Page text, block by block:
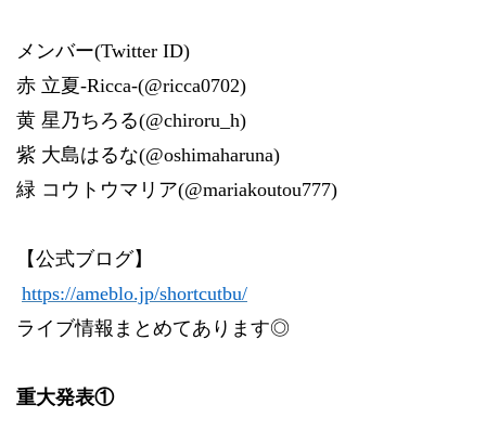
メンバー(Twitter ID)
赤 立夏-Ricca-(@ricca0702)
黄 星乃ちろる(@chiroru_h)
紫 大島はるな(@oshimaharuna)
緑 コウトウマリア(@mariakoutou777)
【公式ブログ】
https://ameblo.jp/shortcutbu/
ライブ情報まとめてあります◎
重大発表①